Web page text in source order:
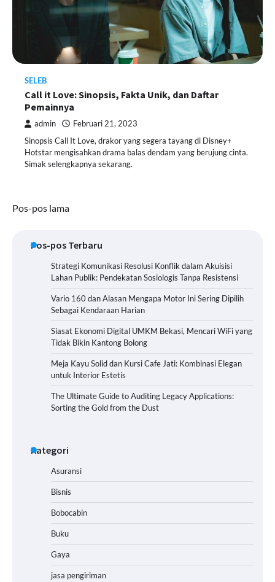
SELEB
Call it Love: Sinopsis, Fakta Unik, dan Daftar
Pemainnya
admin Februari 21, 2023
Sinopsis Call It Love, drakor yang segera tayang di Disney+
Hotstar mengisahkan drama balas dendam yang berujung cinta.
Simak selengkapnya sekarang.
Navigasi
Pos-pos lama
Pos-pos Terbaru
Strategi Komunikasi Resolusi Konflik dalam Akuisisi
Lahan Publik: Pendekatan Sosiologis Tanpa Resistensi
Vario 160 dan Alasan Mengapa Motor Ini Sering Dipilih
Sebagai Kendaraan Harian
Siasat Ekonomi Digital UMKM Bekasi, Mencari WiFi yang
Tidak Bikin Kantong Bolong
Meja Kayu Solid dan Kursi Cafe Jati: Kombinasi Elegan
untuk Interior Estetis
The Ultimate Guide to Auditing Legacy Applications:
Sorting the Gold from the Dust
Kategori
Asuransi
Bisnis
Bobocabin
Buku
Gaya
jasa pengiriman